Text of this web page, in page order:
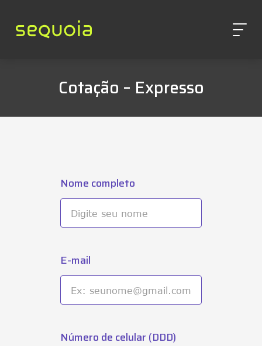
Cotação – Expresso
Nome completo
E-mail
Número de celular (DDD)